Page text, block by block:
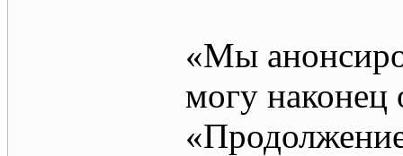
«Мы
могу наконец